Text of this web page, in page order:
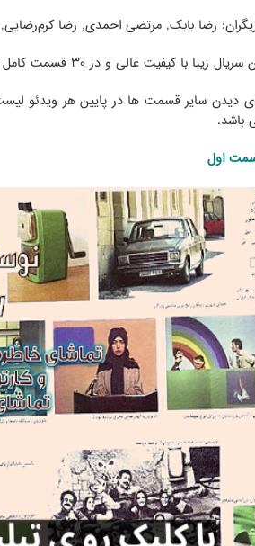
رضا بابک, مرتضی احمدی, رضا
زیبا با کیفیت عالی و در ۳۰ قسمت کامل تقدیم هموطنان عزیز میشود.
دیدن سایر قسمت ها در پایین هر ویدئو
باشد.
اول